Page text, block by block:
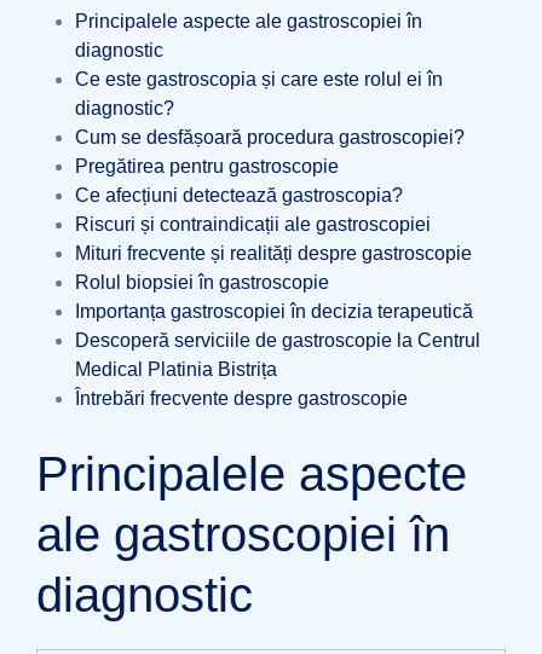
Principalele aspecte ale gastroscopiei în
diagnostic
Ce este gastroscopia și care este rolul ei în
diagnostic?
Cum se desfășoară procedura gastroscopiei?
Pregătirea pentru gastroscopie
Ce afecțiuni detectează gastroscopia?
Riscuri și contraindicații ale gastroscopiei
Mituri frecvente și realități despre gastroscopie
Rolul biopsiei în gastroscopie
Importanța gastroscopiei în decizia terapeutică
Descoperă serviciile de gastroscopie la Centrul
Medical Platinia Bistrița
Întrebări frecvente despre gastroscopie
Principalele aspecte
ale gastroscopiei în
diagnostic